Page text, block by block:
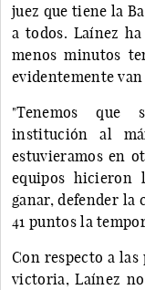
juez que tiene la
a todos. Laínez
menos minutos
evidentemente
"Tenemos que
institución al
estuvieramos en
equipos hicieron
ganar, defender la
41 puntos la
Con respecto a
victoria, Laínez